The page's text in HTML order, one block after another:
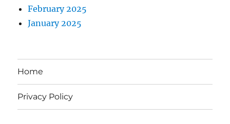
February 2025
January 2025
Home
Privacy Policy